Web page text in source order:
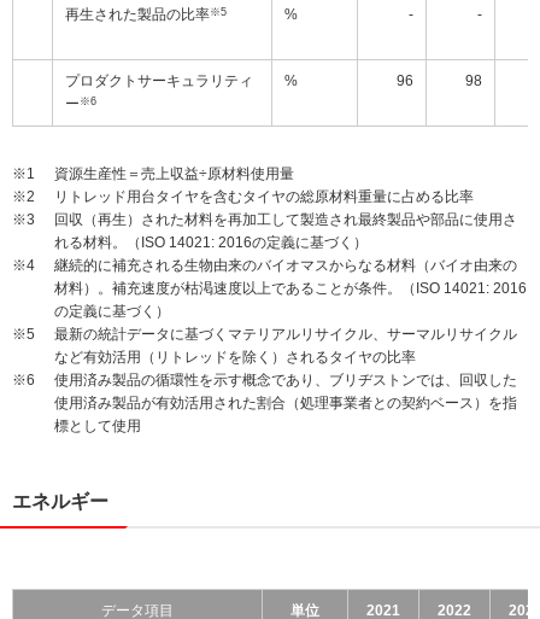
再生された製品の比率※5 % - -
プロダクトサーキュラリティ
ー ※6
% 96 98
※1
資源生産性＝売上収益÷原材料使用量
※2
リトレッド用台タイヤを含むタイヤの総原材料重量に占める比率
※3
回収（再生）された材料を再加工して製造され最終製品や部品に使用さ
れる材料。（ISO 14021: 2016の定義に基づく）
※4
継続的に補充される生物由来のバイオマスからなる材料（バイオ由来の
材料）。補充速度が枯渇速度以上であることが条件。（ISO 14021: 2016
の定義に基づく）
※5
最新の統計データに基づくマテリアルリサイクル、サーマルリサイクル
など有効活用（リトレッドを除く）されるタイヤの比率
※6
使用済み製品の循環性を示す概念であり、ブリヂストンでは、回収した
使用済み製品が有効活用された割合（処理事業者との契約ベース）を指
標として使用
エネルギー
データ項目 単位 2021 2022